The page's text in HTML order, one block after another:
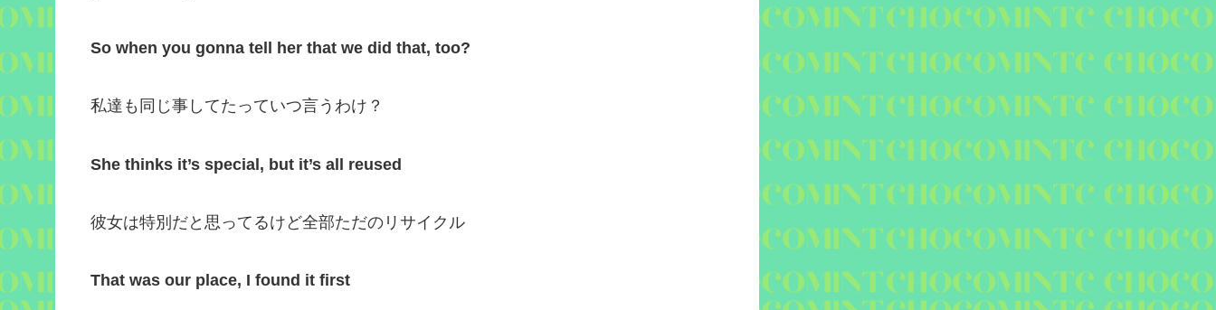
So when you gonna tell her that we did that, too?
私達も同じ事してたっていつ言うわけ？
She thinks it’s special, but it’s all reused
彼女は特別だと思ってるけど全部ただのリサイクル
That was our place, I found it first